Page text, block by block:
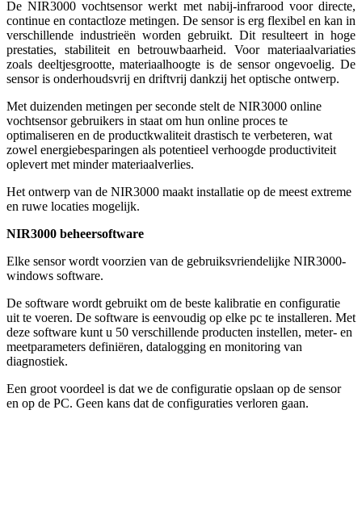
De NIR3000 vochtsensor werkt met nabij-infrarood voor directe,
continue en contactloze metingen. De sensor is erg flexibel en kan in
verschillende industrieën worden gebruikt. Dit resulteert in hoge
prestaties, stabiliteit en betrouwbaarheid. Voor materiaalvariaties
zoals deeltjesgrootte, materiaalhoogte is de sensor ongevoelig. De
sensor is onderhoudsvrij en driftvrij dankzij het optische ontwerp.
Met duizenden metingen per seconde stelt de NIR3000 online
vochtsensor gebruikers in staat om hun online proces te
optimaliseren en de productkwaliteit drastisch te verbeteren, wat
zowel energiebesparingen als potentieel verhoogde productiviteit
oplevert met minder materiaalverlies.
Het ontwerp van de NIR3000 maakt installatie op de meest extreme
en ruwe locaties mogelijk.
NIR3000 beheersoftware
Elke sensor wordt voorzien van de gebruiksvriendelijke NIR3000-
windows software.
De software wordt gebruikt om de beste kalibratie en configuratie
uit te voeren. De software is eenvoudig op elke pc te installeren. Met
deze software kunt u 50 verschillende producten instellen, meter- en
meetparameters definiëren, datalogging en monitoring van
diagnostiek.
Een groot voordeel is dat we de configuratie opslaan op de sensor
en op de PC. Geen kans dat de configuraties verloren gaan.